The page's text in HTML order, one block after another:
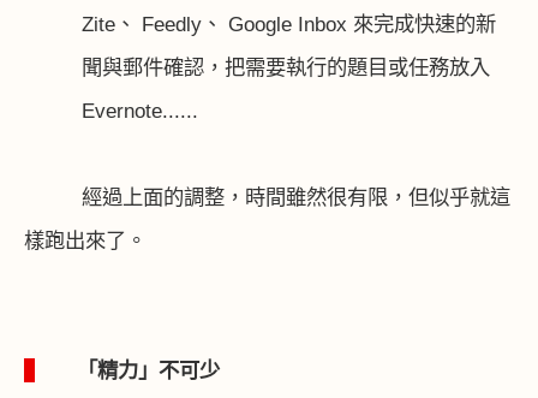
Zite 、 Feedly 、 Google Inbox 來完成快速的新
聞與郵件確認，把需要執行的題目或任務放入
Evernote......
經過上面的調整，時間雖然很有限，但似乎就這
樣跑出來了。
「精力」不可少